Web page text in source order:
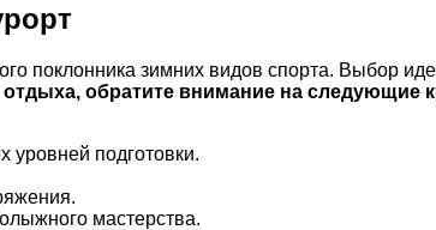
поклонника зимних видов спорта. Выбор
отдыха, обратите внимание на следующие
уровней подготовки.
мастерства.